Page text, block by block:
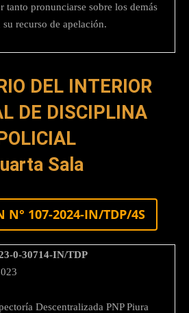
tanto pronunciarse sobre los demás
recurso de apelación.
DEL INTERIOR
DE DISCIPLINA
Sala
N° 107-2024-IN/TDP/4S
0-30714-IN/TDP
Descentralizada PNP Piura